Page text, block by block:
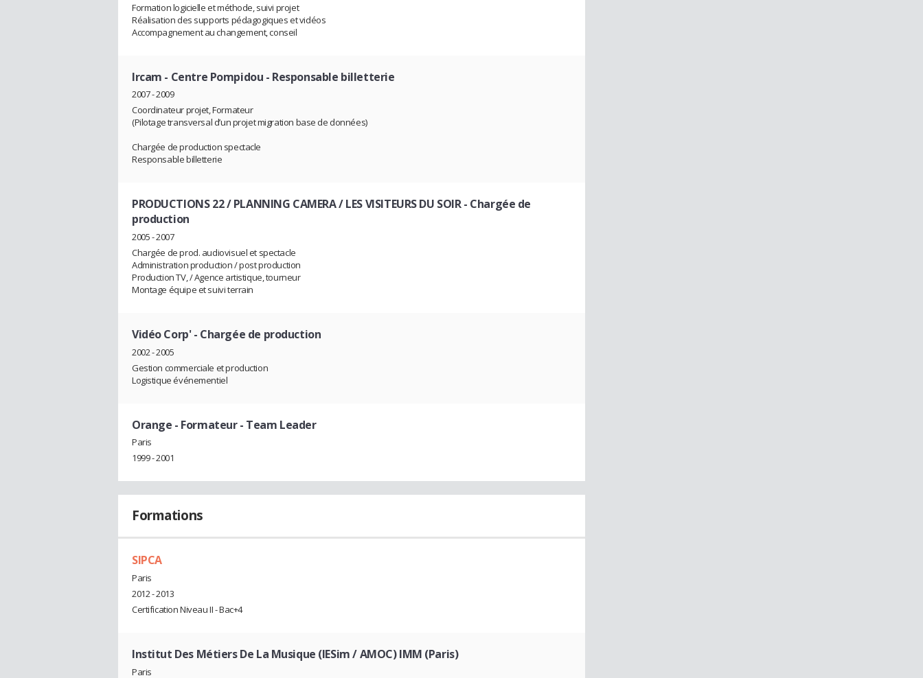
Formation logicielle et méthode, suivi projet
Réalisation des supports pédagogiques et vidéos
Accompagnement au changement, conseil
Ircam - Centre Pompidou - Responsable billetterie
2007 - 2009
Coordinateur projet, Formateur
(Pilotage transversal d’un projet migration base de données)
Chargée de production spectacle
Responsable billetterie
PRODUCTIONS 22 / PLANNING CAMERA / LES VISITEURS DU SOIR- Chargée de
production
2005 - 2007
Chargée de prod. audiovisuel et spectacle
Administration production / post production
Production TV, / Agence artistique, tourneur
Montage équipe et suivi terrain
Vidéo Corp'- Chargée de production
2002 - 2005
Gestion commerciale et production
Logistique événementiel
Orange - Formateur - Team Leader
Paris
1999 - 2001
Formations
SIPCA
Paris
2012 - 2013
Certification Niveau II - Bac+4
Institut Des Métiers De La Musique (IESim / AMOC) IMM (Paris)
Paris